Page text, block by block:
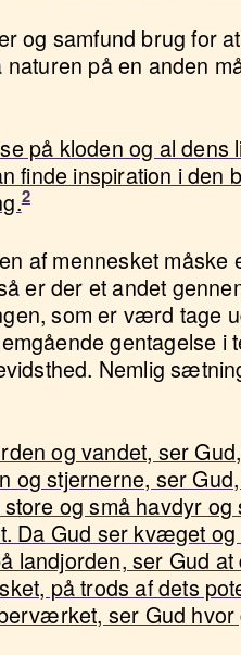
og samfund brug for
naturen på en anden
på kloden og al
finde inspiration i den
af mennesket måske
er der et andet
som er værd tage
gentagelse i
Nemlig
og vandet, ser
og stjernerne, ser
og små havdyr
Da Gud ser kvæget
landjorden, ser Gud at
på trods af dets
ser Gud hvor